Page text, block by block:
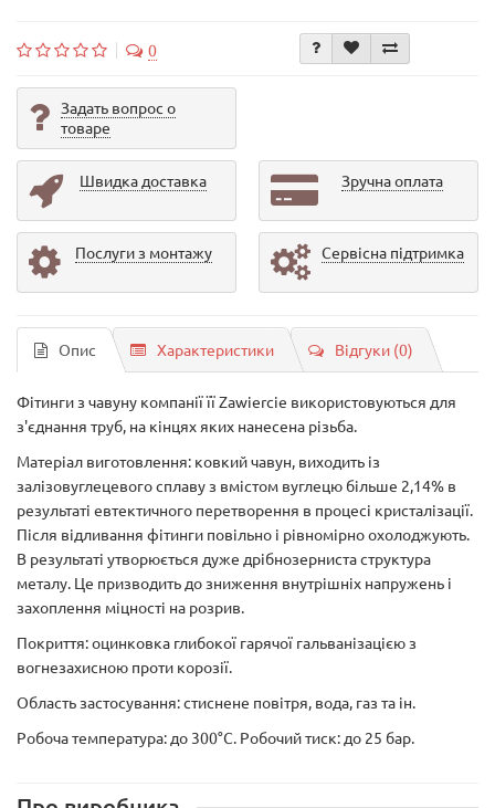
0
Задать вопрос о
товаре
Швидка доставка Зручна оплата
Послуги з монтажу Сервісна підтримка
Опис Характеристики Відгуки (0)
Фітинги з чавуну компанії її Zawiercie використовуються для
з'єднання труб, на кінцях яких нанесена різьба.
Матеріал виготовлення: ковкий чавун, виходить із
залізовуглецевого сплаву з вмістом вуглецю більше 2,14% в
результаті евтектичного перетворення в процесі кристалізації.
Після відливання фітинги повільно і рівномірно охолоджують.
В результаті утворюється дуже дрібнозерниста структура
металу. Це призводить до зниження внутрішніх напружень і
захоплення міцності на розрив.
Покриття: оцинковка глибокої гарячої гальванізацією з
вогнезахисною проти корозії.
Область застосування: стиснене повітря, вода, газ та ін.
Робоча температура: до 300°С. Робочий тиск: до 25 бар.